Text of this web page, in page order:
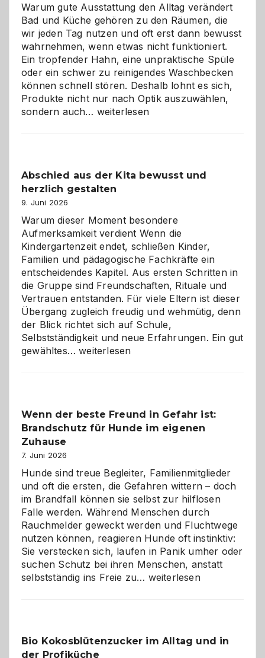
Warum gute Ausstattung den Alltag verändert
Bad und Küche gehören zu den Räumen, die
wir jeden Tag nutzen und oft erst dann bewusst
wahrnehmen, wenn etwas nicht funktioniert.
Ein tropfender Hahn, eine unpraktische Spüle
oder ein schwer zu reinigendes Waschbecken
können schnell stören. Deshalb lohnt es sich,
Produkte nicht nur nach Optik auszuwählen,
sondern auch… Bad
verstehen
weiterlesen
Abschied aus der Kita bewusst und
herzlich gestalten
9. Juni 2026
Warum dieser Moment besondere
Aufmerksamkeit verdient Wenn die
Kindergartenzeit endet, schließen Kinder,
Familien und pädagogische Fachkräfte ein
entscheidendes Kapitel. Aus ersten Schritten in
die Gruppe sind Freundschaften, Rituale und
Vertrauen entstanden. Für viele Eltern ist dieser
Übergang zugleich freudig und wehmütig, denn
der Blick richtet sich auf Schule,
Selbstständigkeit und neue Erfahrungen. Ein gut
gewähltes…Abschied
und
herzlich
weiterlesen
Wenn der beste Freund in Gefahr ist:
Brandschutz für Hunde im eigenen
Zuhause
7. Juni 2026
Hunde sind treue Begleiter, Familienmitglieder
und oft die ersten, die Gefahren wittern – doch
im Brandfall können sie selbst zur hilflosen
Falle werden. Während Menschen durch
Rauchmelder geweckt werden und Fluchtwege
nutzen können, reagieren Hunde oft instinktiv:
Sie verstecken sich, laufen in Panik umher oder
suchen Schutz bei ihren Menschen, anstatt
selbstständig ins Freie zu… Wenn
Gefahr
weiterlesen
Bio Kokosblütenzucker im Alltag und in
der Profiküche